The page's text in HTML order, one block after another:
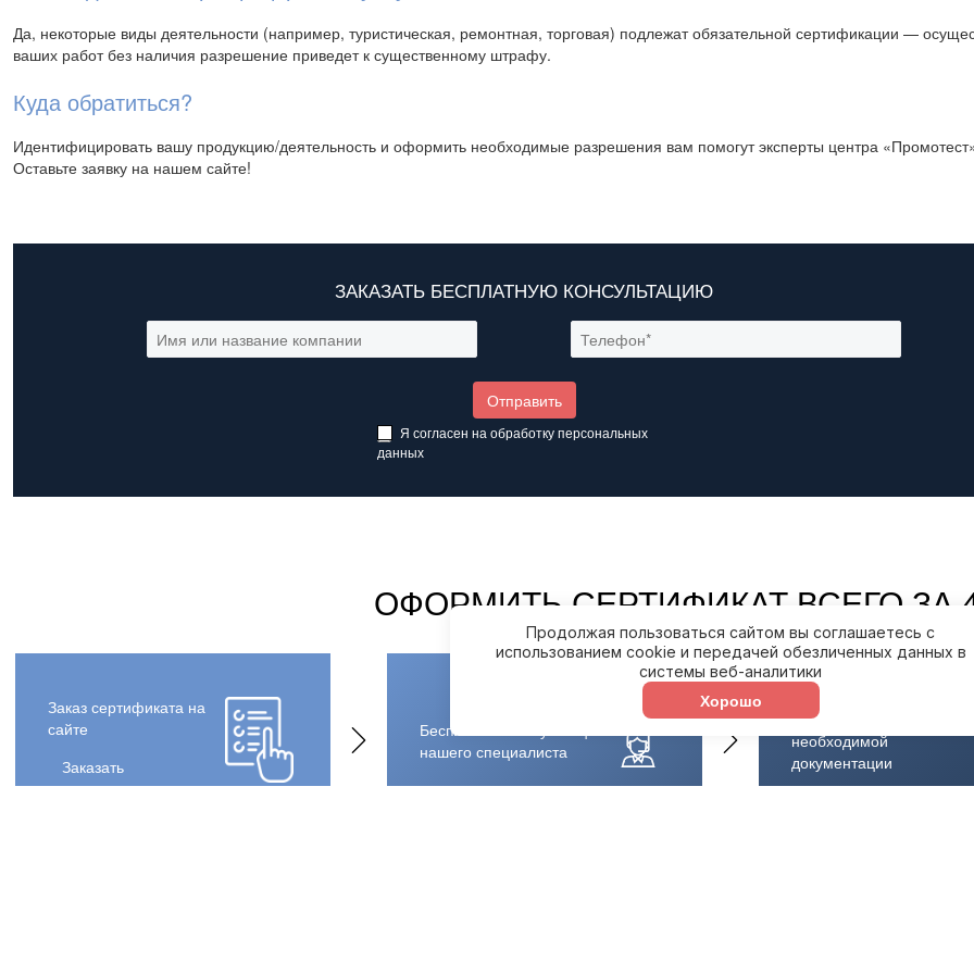
Да, некоторые виды деятельности (например, туристическая, ремонтная, торговая) подлежат обязательной сертификации —
ваших работ без наличия разрешение приведет к существенному штрафу.
Куда обратиться?
Идентифицировать вашу продукцию/деятельность и оформить необходимые разрешения вам помогут эксперты центра
Оставьте заявку на нашем сайте!
ЗАКАЗАТЬ БЕСПЛАТНУЮ КОНСУЛЬТАЦИЮ
Я согласен на обработкуперсональных
данных
ОФОРМИТЬ СЕРТИФИКАТ ВСЕГО ЗА
Заказ сертификата на
сайте
Заказать
Бесплатная консультация
нашего специалиста
Оформление
необходимой
документации
Продолжая пользоваться сайтом вы соглашаетесь с
использованием cookie и передачей обезличенных данных в
системы веб-аналитики
Хорошо